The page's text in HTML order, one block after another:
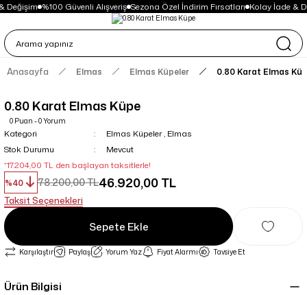
Değişim %100 Güvenli Alışveriş Sezona Özel İndirim Fırsatları Kolay İade &
Anasayfa Elmas Elmas Küpeler 0.80 Karat Elmas
0.80 Karat Elmas Küpe
0 Puan - 0 Yorum
Kategori Elmas Küpeler, Elmas
Stok Durumu
Mevcut
*17.204,00 TL den başlayan taksitlerle!
%40
78.200,00 TL46.920,00 TL
Taksit Seçenekleri
Sepete Ekle
Karşılaştır Paylaş Yorum Yaz Fiyat Alarmı Tavsiye Et
Ürün Bilgisi